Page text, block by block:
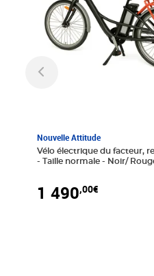
Nouvelle Attitude
Vélo électrique du facteur,
- Taille normale - Noir/
1 490,00€